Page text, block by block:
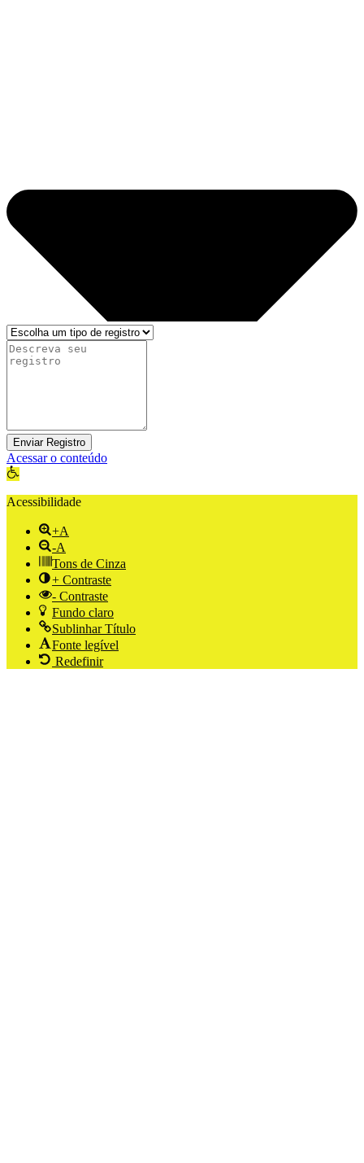
Enviar Registro
Acessar o conteúdo
Abrir a barra de ferramentas
Acessibilidade
+A
-A
Tons de Cinza
+ Contraste
- Contraste
Fundo claro
Sublinhar Título
Fonte legível
Redefinir